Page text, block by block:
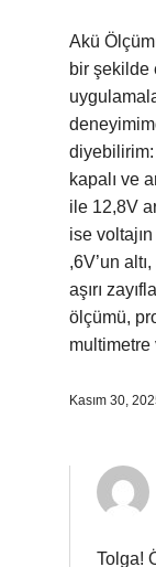
Akü
bir şekilde
diyebilirim:
kapalı ve
ile 12,8V
ise
,6V’un
aşırı
ölçümü,
multimetre
Kasım 30,
Tolga!